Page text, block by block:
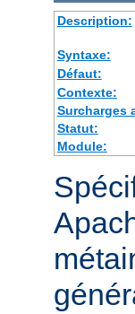
Description:
Syntaxe:
Défaut:
Contexte:
Surcharges
Statut:
Module: